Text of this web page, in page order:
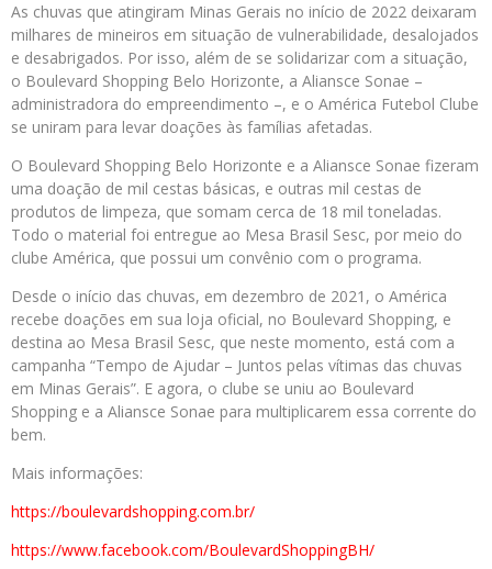
As chuvas que atingiram Minas Gerais no início de 2022 deixaram
milhares de mineiros em situação de vulnerabilidade, desalojados
e desabrigados. Por isso, além de se solidarizar com a situação,
o Boulevard Shopping Belo Horizonte, a Aliansce Sonae –
administradora do empreendimento –, e o América Futebol Clube
se uniram para levar doações às famílias afetadas.
O Boulevard Shopping Belo Horizonte e a Aliansce Sonae fizeram
uma doação de mil cestas básicas, e outras mil cestas de
produtos de limpeza, que somam cerca de 18 mil toneladas.
Todo o material foi entregue ao Mesa Brasil Sesc, por meio do
clube América, que possui um convênio com o programa.
Desde o início das chuvas, em dezembro de 2021, o América
recebe doações em sua loja oficial, no Boulevard Shopping, e
destina ao Mesa Brasil Sesc, que neste momento, está com a
campanha “Tempo de Ajudar – Juntos pelas vítimas das chuvas
em Minas Gerais”. E agora, o clube se uniu ao Boulevard
Shopping e a Aliansce Sonae para multiplicarem essa corrente do
bem.
Mais informações:
https://boulevardshopping.com.br/
https://www.facebook.com/BoulevardShoppingBH/